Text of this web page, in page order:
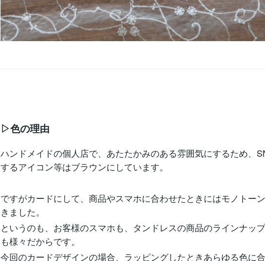
▷色の理由
ハンドメイドの個人店で、あたたかみのある雰囲気にするため、
するアイコン等はブラウンにしています。
ですがカードにして、商品やスマホに合わせたときにはモノトー
きました。
というのも、お客様のスマホも、タンドレスの商品のラインナッ
も様々だからです。
今回のカードデザインの場合、ラッピングしたときあらゆる色に